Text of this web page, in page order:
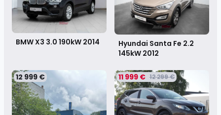
BMW X3 3.0 190kW 2014
Hyundai Santa Fe 2.2
145kW 2012
12 999 € 11 999 € 12 299 €